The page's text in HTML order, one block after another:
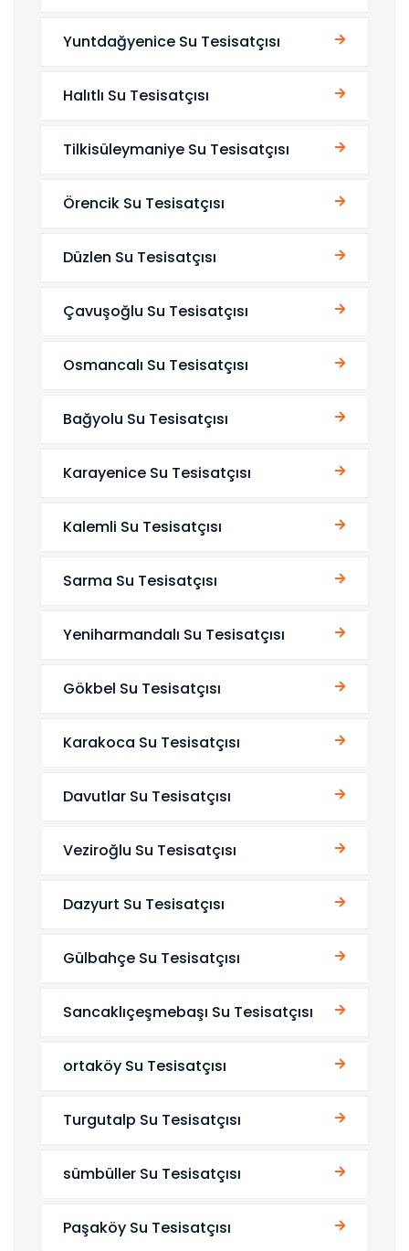
Yuntdağyenice Su Tesisatçısı
Halıtlı Su Tesisatçısı
Tilkisüleymaniye Su Tesisatçısı
Örencik Su Tesisatçısı
Düzlen Su Tesisatçısı
Çavuşoğlu Su Tesisatçısı
Osmancalı Su Tesisatçısı
Bağyolu Su Tesisatçısı
Karayenice Su Tesisatçısı
Kalemli Su Tesisatçısı
Sarma Su Tesisatçısı
Yeniharmandalı Su Tesisatçısı
Gökbel Su Tesisatçısı
Karakoca Su Tesisatçısı
Davutlar Su Tesisatçısı
Veziroğlu Su Tesisatçısı
Dazyurt Su Tesisatçısı
Gülbahçe Su Tesisatçısı
Sancaklıçeşmebaşı Su Tesisatçısı
ortaköy Su Tesisatçısı
Turgutalp Su Tesisatçısı
sümbüller Su Tesisatçısı
Paşaköy Su Tesisatçısı